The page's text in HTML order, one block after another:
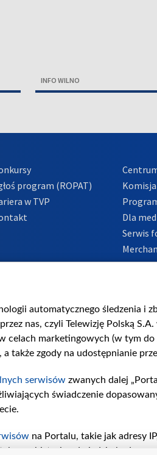
INFO WILNO
program (ROPAT)
w TVP
Dla
Serwis
automatycznego śledzenia i
nas, czyli Telewizję Polską
celach marketingowych (w tym
także zgody na udostępnianie
serwisów zwanych dalej
świadczenie
na Portalu, takie jak adresy
czy historia odwiedzin będą